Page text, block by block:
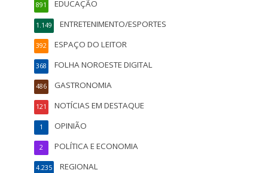
EDUCAÇÃO
891
ENTRETENIMENTO/ESPORTES
1.149
ESPAÇO DO LEITOR
392
FOLHA NOROESTE DIGITAL
368
GASTRONOMIA
486
NOTÍCIAS EM DESTAQUE
121
OPINIÃO
1
POLÍTICA E ECONOMIA
2
REGIONAL
4.235